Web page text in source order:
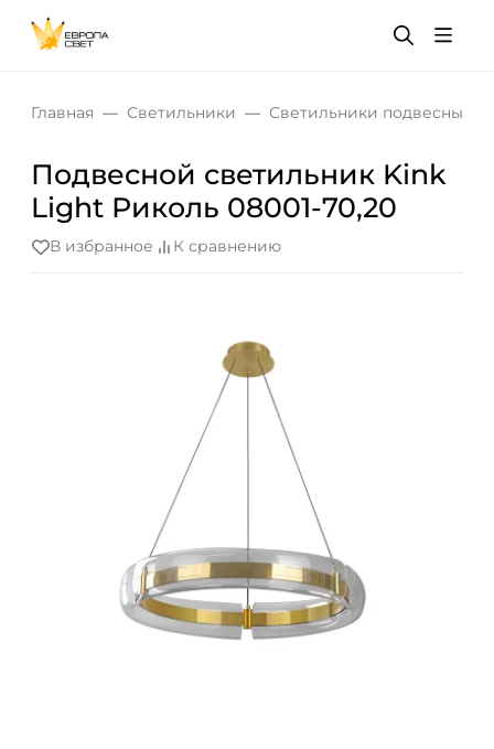
Главная Светильники Светильники подвесные
Подвесной светильник Kink
Light Риколь 08001-70,20
В избранное К сравнению